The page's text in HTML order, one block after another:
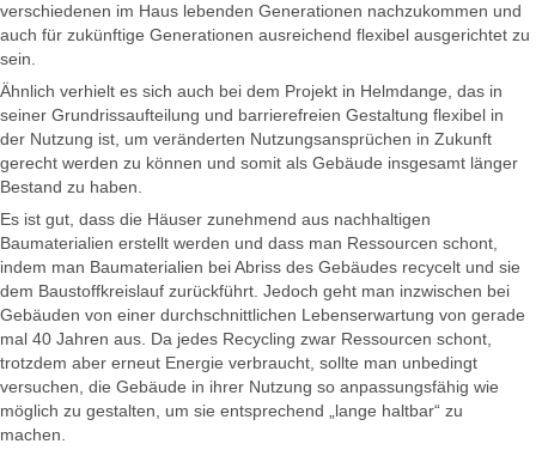
verschiedenen im Haus lebenden Generationen nachzukommen und
auch für zukünftige Generationen ausreichend flexibel ausgerichtet zu
sein.
Ähnlich verhielt es sich auch bei dem Projekt in Helmdange, das in
seiner Grundrissaufteilung und barrierefreien Gestaltung flexibel in
der Nutzung ist, um veränderten Nutzungsansprüchen in Zukunft
gerecht werden zu können und somit als Gebäude insgesamt länger
Bestand zu haben.
Es ist gut, dass die Häuser zunehmend aus nachhaltigen
Baumaterialien erstellt werden und dass man Ressourcen schont,
indem man Baumaterialien bei Abriss des Gebäudes recycelt und sie
dem Baustoffkreislauf zurückführt. Jedoch geht man inzwischen bei
Gebäuden von einer durchschnittlichen Lebenserwartung von gerade
mal 40 Jahren aus. Da jedes Recycling zwar Ressourcen schont,
trotzdem aber erneut Energie verbraucht, sollte man unbedingt
versuchen, die Gebäude in ihrer Nutzung so anpassungsfähig wie
möglich zu gestalten, um sie entsprechend „lange haltbar“ zu
machen.